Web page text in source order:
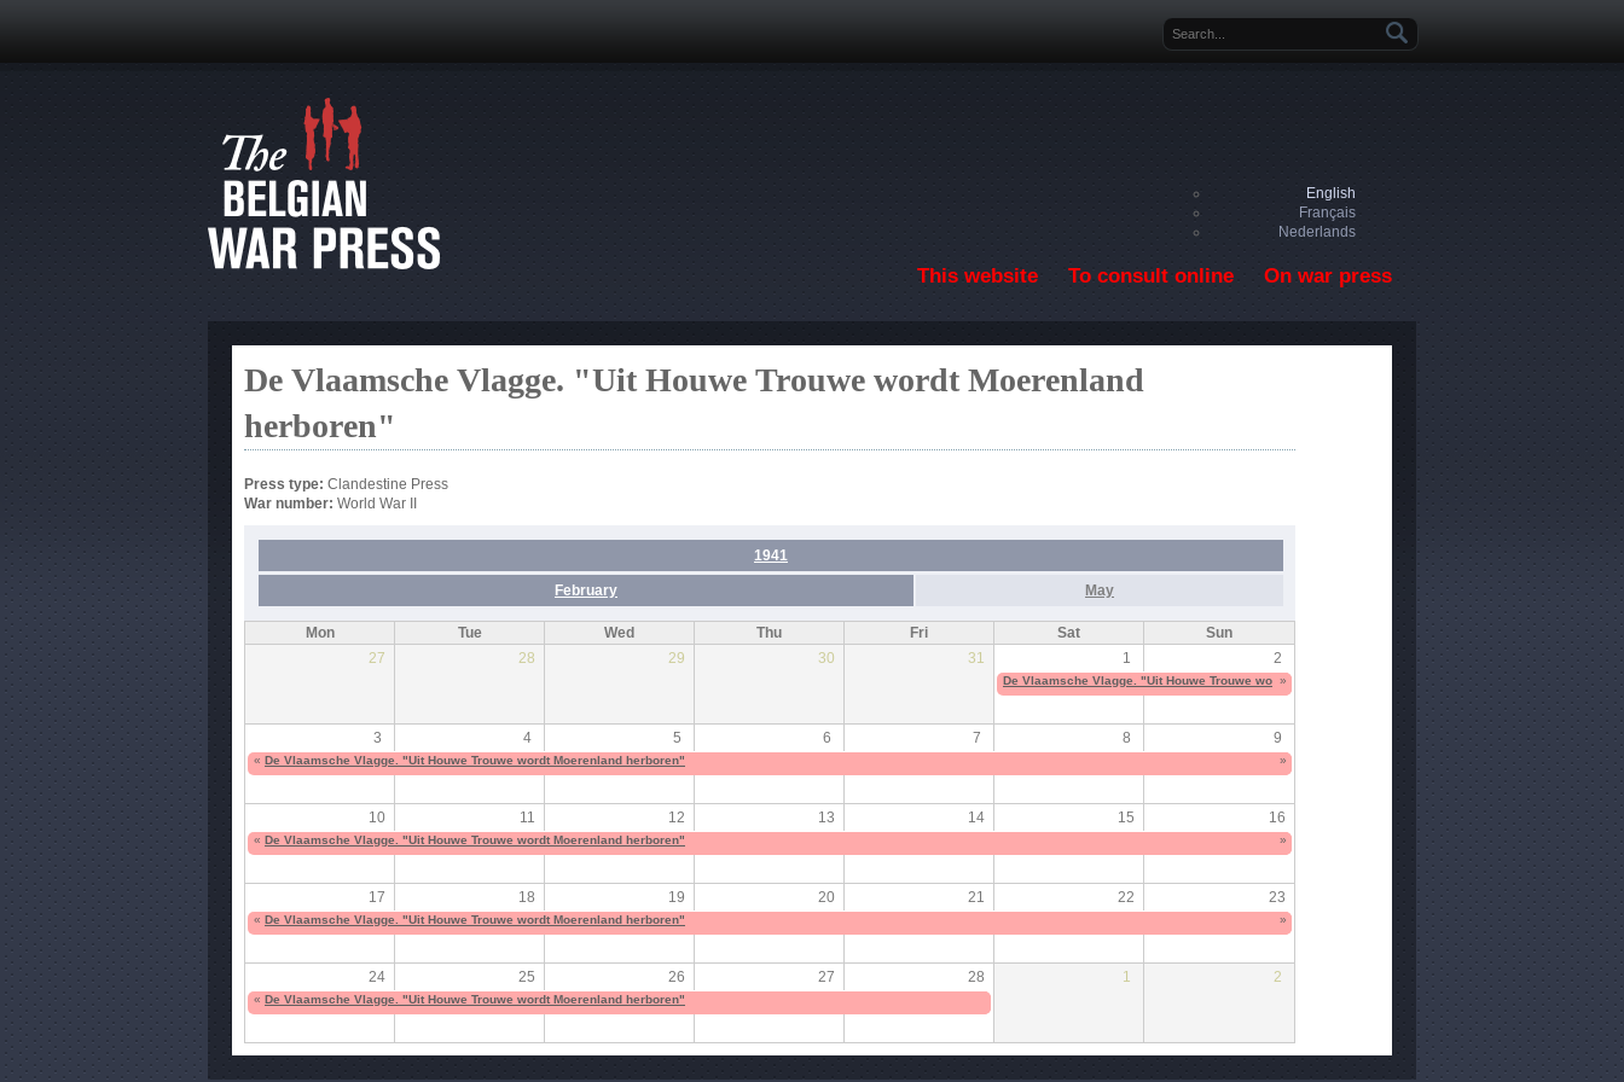
Search form
English
Français
Nederlands
This website To consult online On war press
De Vlaamsche Vlagge. "Uit Houwe Trouwe wordt Moerenland
herboren"
Press type: Clandestine Press
War number: World War II
1941
February May
Mon Tue Wed Thu Fri Sat
Sun
27
28 29 30 31 1 2
De Vlaamsche Vlagge. "Uit Houwe Trouwe wordt Moerenland herboren"
»
3 4 5 6 7 8 9
« De Vlaamsche Vlagge. "Uit Houwe Trouwe wordt Moerenland herboren" »
10 11 12 13 14 15 16
« De Vlaamsche Vlagge. "Uit Houwe Trouwe wordt Moerenland herboren" »
17 18 19 20 21 22 23
« De Vlaamsche Vlagge. "Uit Houwe Trouwe wordt Moerenland herboren" »
24 25 26 27 28 1 2
« De Vlaamsche Vlagge. "Uit Houwe Trouwe wordt Moerenland herboren"